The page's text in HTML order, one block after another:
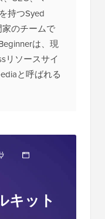
持つSyed
家のチームで
は、現
リソースサイ
と呼ばれる
キット